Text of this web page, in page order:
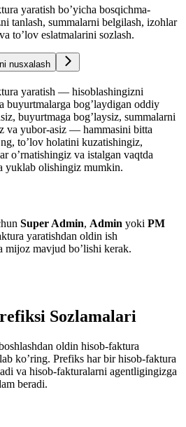
yaratish bo’yicha bosqichma-
tanlash, summalarni belgilash, izohlar
to’lov eslatmalarini sozlash.
nusxalash
yaratish — hisoblashingizni
buyurtmalarga bog’laydigan oddiy
buyurtmaga bog’laysiz, summalarni
va yubor-asiz — hammasini bitta
to’lov holatini kuzatishingiz,
o’rnatishingiz va istalgan vaqtda
yuklab olishingiz mumkin.
Super Admin, Admin yoki PM
yaratishdan oldin ish
mijoz mavjud bo’lishi kerak.
Sozlamalari
oldin hisob-faktura
ko’ring. Prefiks har bir hisob-faktura
va hisob-fakturalarni agentligingizga
beradi.